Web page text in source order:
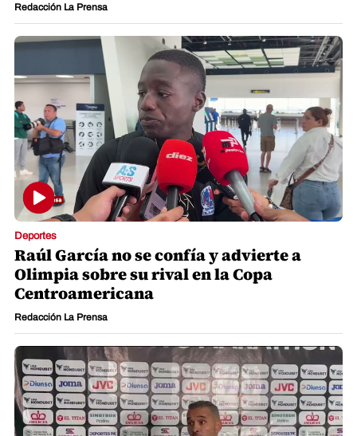
Redacción La Prensa
Deportes
Raúl García no se confía y advierte a
Olimpia sobre su rival en la Copa
Centroamericana
Redacción La Prensa